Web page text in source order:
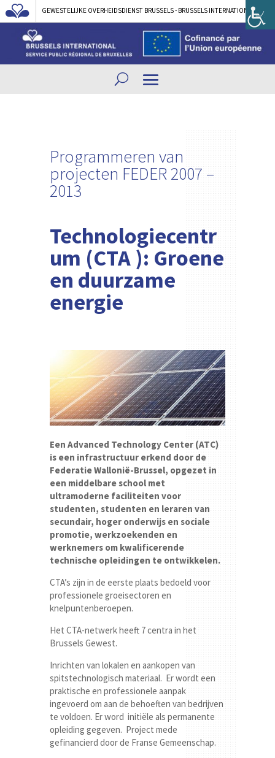
GEWESTELIJKE OVERHEIDSDIENST BRUSSELS - BRUSSELS INTERNATIONAL
Programmeren van
projecten FEDER 2007 –
2013
Technologiecentr
um (CTA ): Groene
en duurzame
energie
Een Advanced Technology Center (ATC)
is een infrastructuur erkend door de
Federatie Wallonië-Brussel, opgezet in
een middelbare school met
ultramoderne faciliteiten voor
studenten, studenten en leraren van
secundair, hoger onderwijs en sociale
promotie, werkzoekenden en
werknemers om kwalificerende
technische opleidingen te ontwikkelen.
CTA’s zijn in de eerste plaats bedoeld voor
professionele groeisectoren en
knelpuntenberoepen.
Het CTA-netwerk heeft 7 centra in het
Brussels Gewest.
Inrichten van lokalen en aankopen van
spitstechnologisch materiaal. Er wordt een
praktische en professionele aanpak
ingevoerd om aan de behoeften van bedrijven
te voldoen. Er word initiële als permanente
opleiding gegeven. Project mede
gefinancierd door de Franse Gemeenschap.